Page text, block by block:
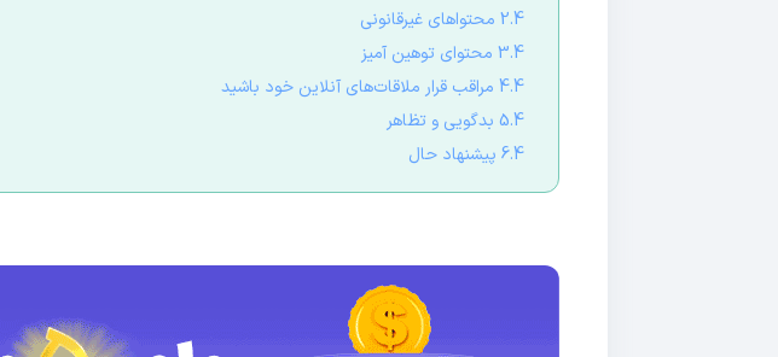
2.4 محتواهای غیرقانونی
3.4 محتوای توهین آمیز
4.4 مراقب قرار ملاقات‌های آنلاین خود باشید
5.4 بدگویی و تظاهر
6.4 پیشنهاد حال